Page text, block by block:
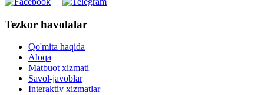
Tezkor havolalar
Qo'mita haqida
Aloqa
Matbuot xizmati
Savol-javoblar
Interaktiv xizmatlar